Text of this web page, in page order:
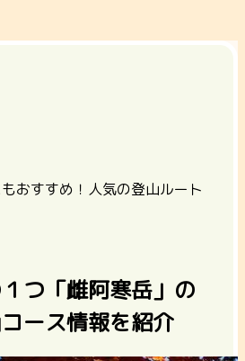
おすすめ！人気の登山ルート
つ「雌阿寒岳」の
ース情報を紹介